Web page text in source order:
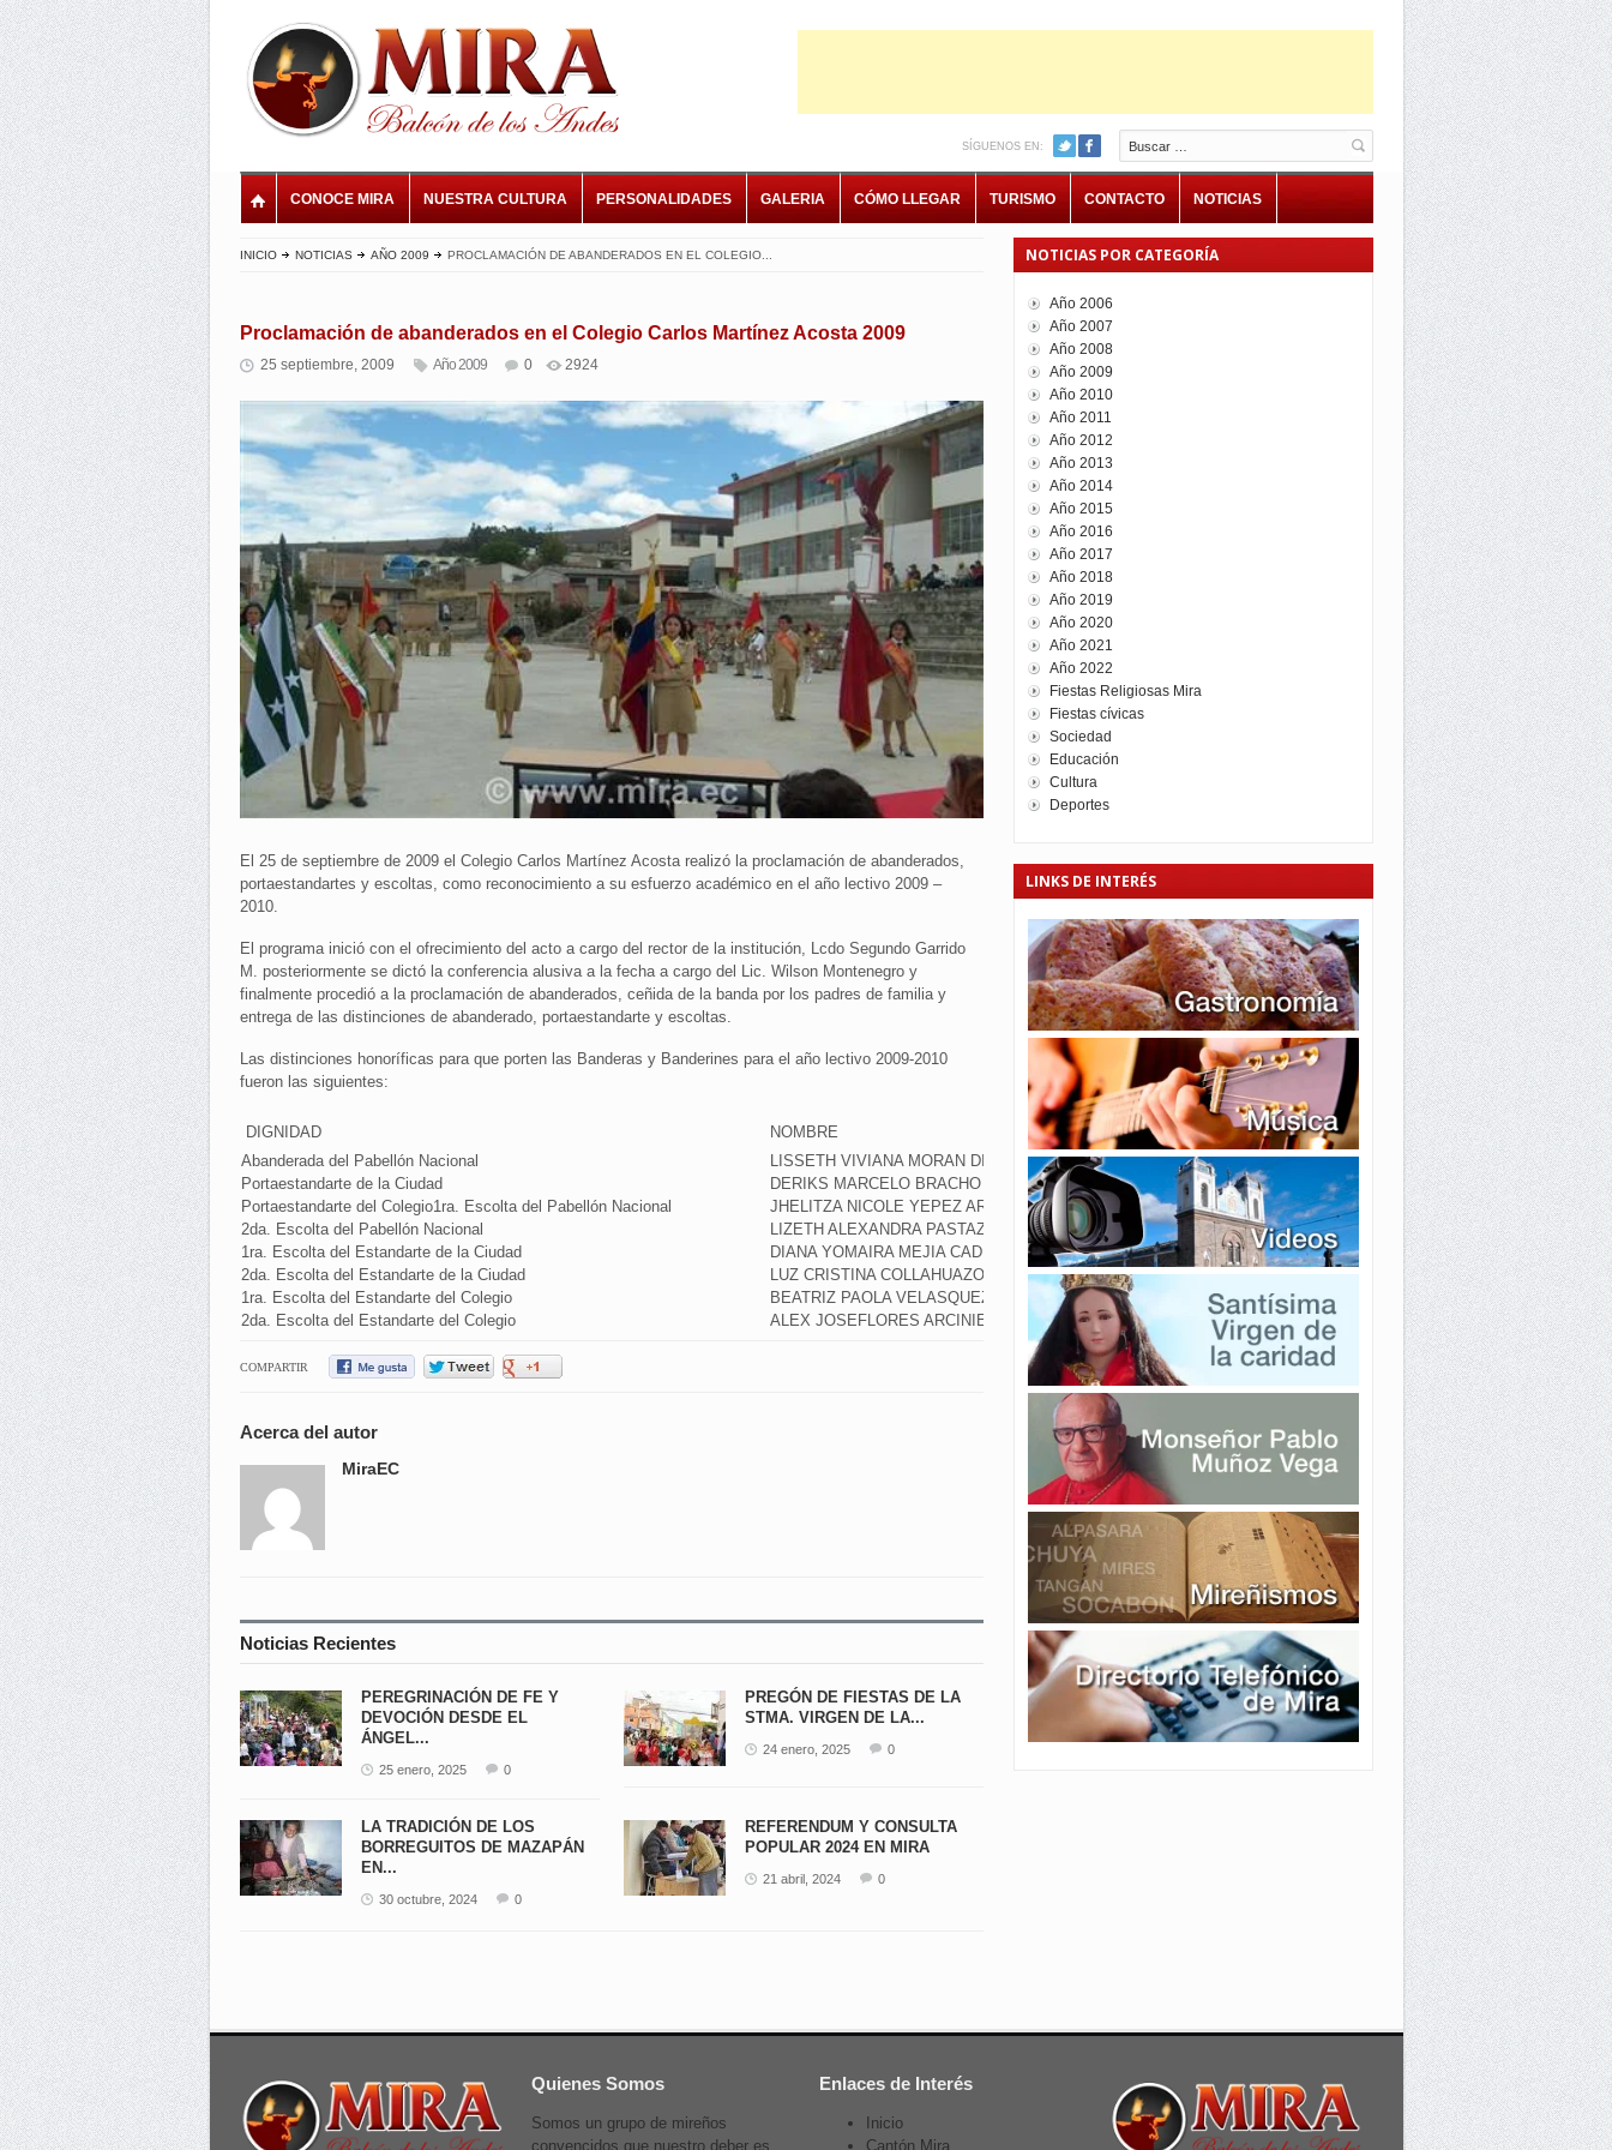
Buscar
SÍGUENOS EN:
CONOCE MIRA NUESTRA CULTURA PERSONALIDADES GALERIA CÓMO LLEGAR TURISMO CONTACTO NOTICIAS
INICIO NOTICIAS AÑO 2009 PROCLAMACIÓN DE ABANDERADOS EN EL COLEGIO...
Proclamación de abanderados en el Colegio Carlos Martínez Acosta 2009
25 septiembre, 2009 Año 2009 0 2924
El 25 de septiembre de 2009 el Colegio Carlos Martínez Acosta realizó la proclamación de abanderados,
portaestandartes y escoltas, como reconocimiento a su esfuerzo académico en el año lectivo 2009 –
2010.
El programa inició con el ofrecimiento del acto a cargo del rector de la institución, Lcdo Segundo Garrido
M. posteriormente se dictó la conferencia alusiva a la fecha a cargo del Lic. Wilson Montenegro y
finalmente procedió a la proclamación de abanderados, ceñida de la banda por los padres de familia y
entrega de las distinciones de abanderado, portaestandarte y escoltas.
Las distinciones honoríficas para que porten las Banderas y Banderines para el año lectivo 2009-2010
fueron las siguientes:
DIGNIDAD
NOMBRE
Abanderada del Pabellón Nacional
Portaestandarte de la Ciudad
Portaestandarte del Colegio1ra. Escolta del Pabellón Nacional
2da. Escolta del Pabellón Nacional
1ra. Escolta del Estandarte de la Ciudad
2da. Escolta del Estandarte de la Ciudad
1ra. Escolta del Estandarte del Colegio
2da. Escolta del Estandarte del Colegio
LISSETH VIVIANA MORAN DIAZ
DERIKS MARCELO BRACHO PROAÑO
JHELITZA NICOLE YEPEZ ARBOLEDAJESSICA FABIOLA CANACUAN BENALCAZAR
LIZETH ALEXANDRA PASTAZ QUILUMBA
DIANA YOMAIRA MEJIA CADENA
LUZ CRISTINA COLLAHUAZO ENRIQUEZ
BEATRIZ PAOLA VELASQUEZ CHALACAN
ALEX JOSEFLORES ARCINIEGA
COMPARTIR
Acerca del autor
MiraEC
Noticias Recientes
PEREGRINACIÓN DE FE Y
DEVOCIÓN DESDE EL
ÁNGEL...
25 enero, 2025 0
PREGÓN DE FIESTAS DE LA
STMA. VIRGEN DE LA...
24 enero, 2025 0
LA TRADICIÓN DE LOS
BORREGUITOS DE MAZAPÁN
EN...
30 octubre, 2024 0
REFERENDUM Y CONSULTA
POPULAR 2024 EN MIRA
21 abril, 2024 0
NOTICIAS POR CATEGORÍA
Año 2006
Año 2007
Año 2008
Año 2009
Año 2010
Año 2011
Año 2012
Año 2013
Año 2014
Año 2015
Año 2016
Año 2017
Año 2018
Año 2019
Año 2020
Año 2021
Año 2022
Fiestas Religiosas Mira
Fiestas cívicas
Sociedad
Educación
Cultura
Deportes
LINKS DE INTERÉS
Quienes Somos
Somos un grupo de mireños
convencidos que nuestro deber es
Enlaces de Interés
Inicio
Cantón Mira